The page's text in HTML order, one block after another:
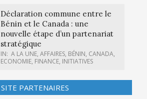
Déclaration commune entre le
Bénin et le Canada : une
nouvelle étape d’un partenariat
stratégique
IN: A LA UNE, AFFAIRES, BÉNIN, CANADA,
ECONOMIE, FINANCE, INITIATIVES
SITE PARTENAIRES